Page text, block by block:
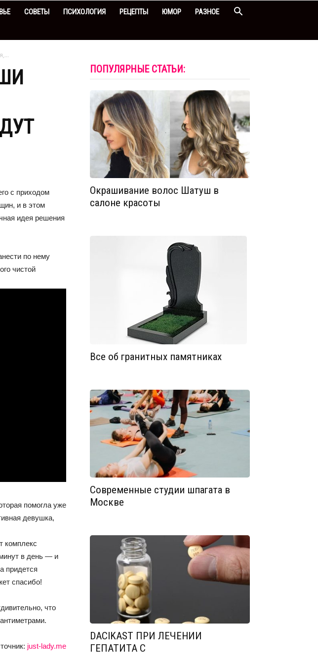
СОВЕТЫ ПСИХОЛОГИЯ РЕЦЕПТЫ ЮМОР РАЗНОЕ
с приходом
и в этом
идея решения
по нему
чистой
помогла уже
девушка,
комплекс
в день — и
придется
спасибо!
что
just-lady.me
ПОПУЛЯРНЫЕ СТАТЬИ:
Окрашивание волос Шатуш в
салоне красоты
Все об гранитных памятниках
Современные студии шпагата в
Москве
DACIKAST ПРИ ЛЕЧЕНИИ
ГЕПАТИТА С